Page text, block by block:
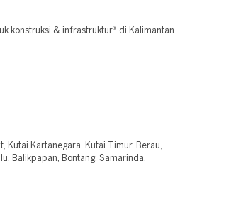
konstruksi & infrastruktur* di Kalimantan
Kutai Kartanegara, Kutai Timur, Berau,
Balikpapan, Bontang, Samarinda,